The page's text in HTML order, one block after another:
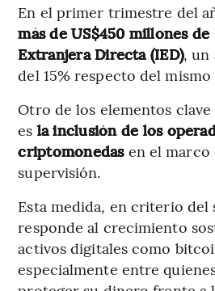
En el primer trimestre del
más de US$450 millones
Extranjera Directa (IED), un
del 15% respecto del
Otro de los elementos
es la inclusión de los
criptomonedasen el marco
supervisión.
Esta medida, en criterio del
responde al crecimiento
activos digitales como
especialmente entre